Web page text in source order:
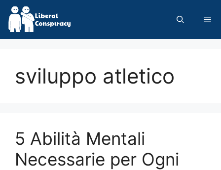
Skip
content
sviluppo atletico
5 Abilità Mentali
Necessarie per Ogni